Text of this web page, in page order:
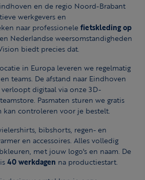
en de regio Noord-Brabant
werkgevers en
naar professionelefietskleding op
Nederlandse weersomstandigheden
biedt precies dat.
in Europa leveren we regelmatig
teams. De afstand naar Eindhoven
digitaal via onze 3D-
Pasmaten sturen we gratis
kan controleren voor je bestelt.
bibshorts, regen- en
en accessoires. Alles volledig
met jouw logo's en naam. De
40 werkdagen na productiestart.